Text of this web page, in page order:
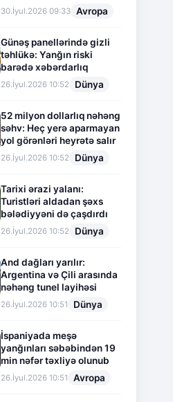
30.İyul.2026 09:33 Avropa
Günəş panellərində gizli
təhlükə: Yanğın riski
barədə xəbərdarlıq
26.İyul.2026 10:52 Dünya
52 milyon dollarlıq nəhəng
səhv: Heç yerə aparmayan
yol görənləri heyrətə salır
26.İyul.2026 10:52 Dünya
Tarixi ərazi yalanı:
Turistləri aldadan şəxs
bələdiyyəni də çaşdırdı
26.İyul.2026 10:52 Dünya
And dağları yarılır:
Argentina və Çili arasında
nəhəng tunel layihəsi
26.İyul.2026 10:51 Dünya
İspaniyada meşə
yanğınları səbəbindən 19
min nəfər təxliyə olunub
26.İyul.2026 10:51 Avropa